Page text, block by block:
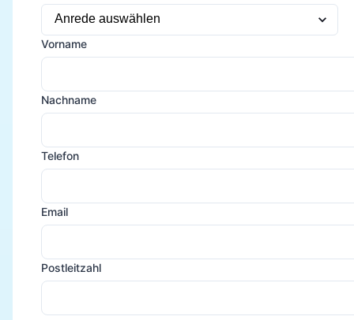
Vorname
Nachname
Telefon
Email
Postleitzahl